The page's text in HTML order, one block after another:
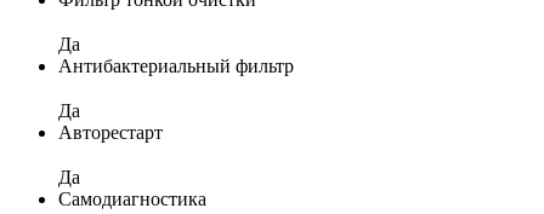
Да
Антибактериальный фильтр
Да
Авторестарт
Да
Самодиагностика